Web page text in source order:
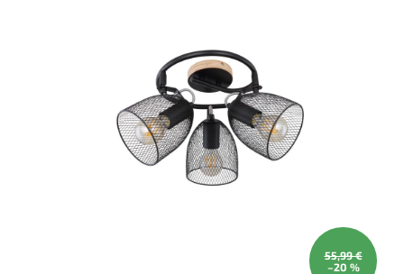
55,99 €
–20 %